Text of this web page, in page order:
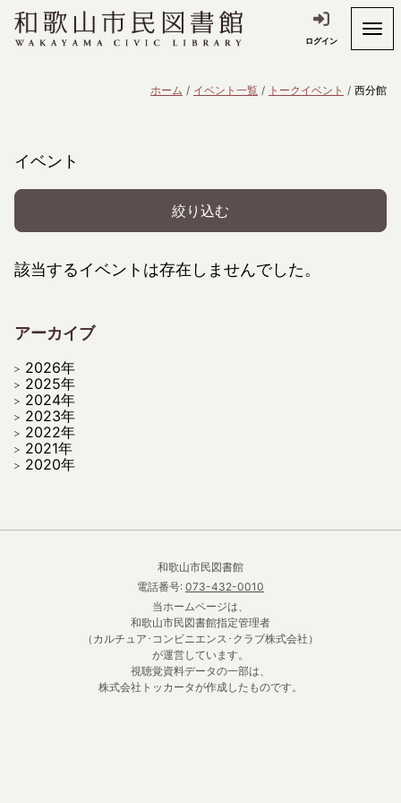
ログイン
ホーム イベント一覧 トークイベント 西分館
イベント
絞り込む
該当するイベントは存在しませんでした。
アーカイブ
2026年
2025年
2024年
2023年
2022年
2021年
2020年
和歌山市民図書館
電話番号: 073-432-0010
当ホームページは、
和歌山市民図書館指定管理者
（カルチュア･コンビニエンス･クラブ株式会社）
が運営しています。
視聴覚資料データの一部は、
株式会社トッカータが作成したものです。